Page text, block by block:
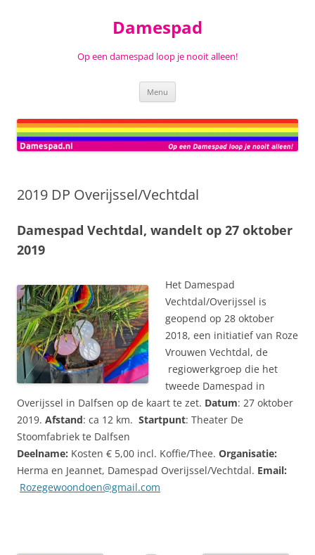
Damespad
Op een damespad loop je nooit alleen!
Menu
2019 DP Overijssel/Vechtdal
Damespad Vechtdal, wandelt op 27 oktober
2019
Het Damespad
Vechtdal/Overijssel is
geopend op 28 oktober
2018, een initiatief van Roze
Vrouwen Vechtdal, de
regiowerkgroep die het
tweede Damespad in
Overijssel in Dalfsen op de kaart te zet. Datum: 27 oktober
2019. Afstand: ca 12 km. Startpunt: Theater De
Stoomfabriek te Dalfsen
Deelname: Kosten € 5,00 incl. Koffie/Thee. Organisatie:
Herma en Jeannet, Damespad Overijssel/Vechtdal. Email:
Rozegewoondoen@gmail.com